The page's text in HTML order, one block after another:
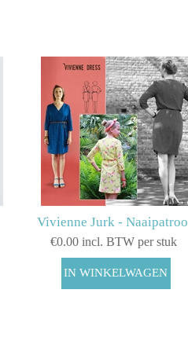
Vivienne Jurk -
€0.00 incl. BTW per stuk